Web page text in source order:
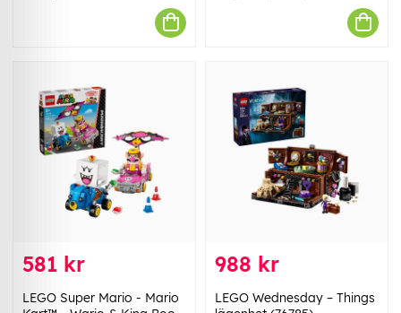
581 kr
LEGO Super Mario - Mario
988 kr
LEGO Wednesday – Things